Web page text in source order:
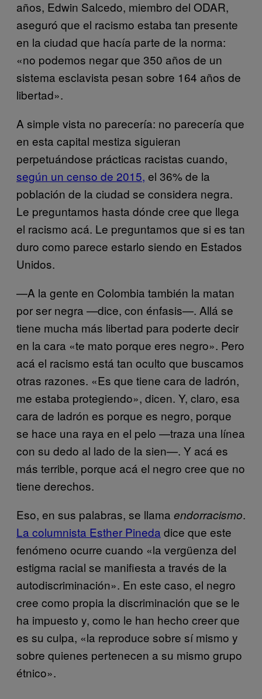
años, Edwin Salcedo, miembro del ODAR,
aseguró que el racismo estaba tan presente
en la ciudad que hacía parte de la norma:
«no podemos negar que 350 años de un
sistema esclavista pesan sobre 164 años de
libertad».
A simple vista no parecería: no parecería que
en esta capital mestiza siguieran
perpetuándose prácticas racistas cuando,
según un censo de 2015, el 36% de la
población de la ciudad se considera negra.
Le preguntamos hasta dónde cree que llega
el racismo acá. Le preguntamos que si es tan
duro como parece estarlo siendo en Estados
Unidos.
—A la gente en Colombia también la matan
por ser negra —dice, con énfasis—. Allá se
tiene mucha más libertad para poderte decir
en la cara «te mato porque eres negro». Pero
acá el racismo está tan oculto que buscamos
otras razones. «Es que tiene cara de ladrón,
me estaba protegiendo», dicen. Y, claro, esa
cara de ladrón es porque es negro, porque
se hace una raya en el pelo —traza una línea
con su dedo al lado de la sien—. Y acá es
más terrible, porque acá el negro cree que no
tiene derechos.
Eso, en sus palabras, se llama endorracismo.
La columnista Esther Pineda dice que este
fenómeno ocurre cuando «la vergüenza del
estigma racial se manifiesta a través de la
autodiscriminación». En este caso, el negro
cree como propia la discriminación que se le
ha impuesto y, como le han hecho creer que
es su culpa, «la reproduce sobre sí mismo y
sobre quienes pertenecen a su mismo grupo
étnico».